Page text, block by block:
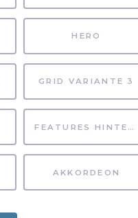
HERO
GRID VARIANTE 3
FEATURES HINTERGRUND
AKKORDEON